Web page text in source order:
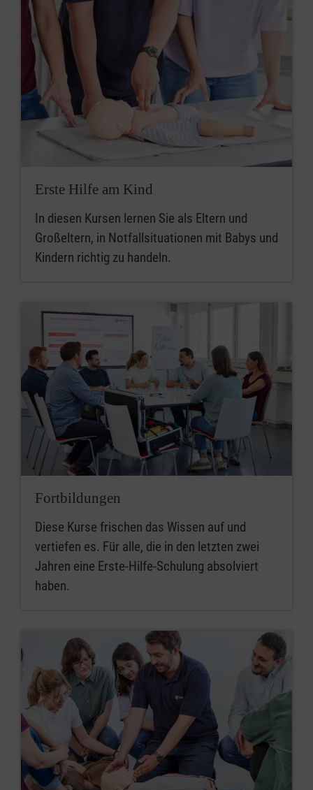
Erste Hilfe am Kind
In diesen Kursen lernen Sie als Eltern und
Großeltern, in Notfallsituationen mit Babys und
Kindern richtig zu handeln.
Fortbildungen
Diese Kurse frischen das Wissen auf und
vertiefen es. Für alle, die in den letzten zwei
Jahren eine Erste-Hilfe-Schulung absolviert
haben.